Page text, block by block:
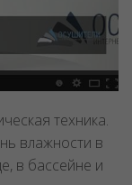
техника.
влажности в
в бассейне и